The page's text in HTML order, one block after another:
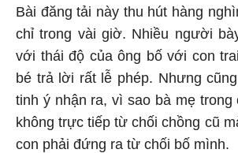
Bài đăng tải này thu hút hàng
chỉ trong vài giờ. Nhiều người
với thái độ của ông bố với con
bé trả lời rất lễ phép. Nhưng
tinh ý nhận ra, vì sao bà mẹ trong
không trực tiếp từ chối chồng cũ
con phải đứng ra từ chối bố mình.